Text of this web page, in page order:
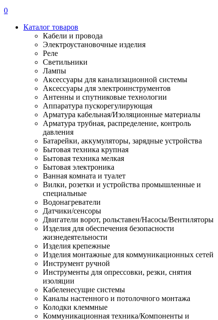
0
Каталог товаров
Кабели и провода
Электроустановочные изделия
Реле
Светильники
Лампы
Аксессуары для канализационной системы
Аксессуары для электроинструментов
Антенны и спутниковые технологии
Аппаратура пускорегулирующая
Арматура кабельная/Изоляционные материалы
Арматура трубная, распределение, контроль
давления
Батарейки, аккумуляторы, зарядные устройства
Бытовая техника крупная
Бытовая техника мелкая
Бытовая электроника
Ванная комната и туалет
Вилки, розетки и устройства промышленные и
специальные
Водонагреватели
Датчики/сенсоры
Двигатели ворот, рольставен/Насосы/Вентиляторы
Изделия для обеспечения безопасности
жизнедеятельности
Изделия крепежные
Изделия монтажные для коммуникационных сетей
Инструмент ручной
Инструменты для опрессовки, резки, снятия
изоляции
Кабеленесущие системы
Каналы настенного и потолочного монтажа
Колодки клеммные
Коммуникационная техника/Компоненты и